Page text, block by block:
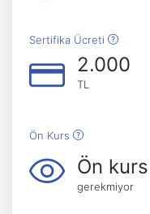
Sertifika Ücreti
2.000
TL
Ön Kurs
Ön kurs
gerekmiyor